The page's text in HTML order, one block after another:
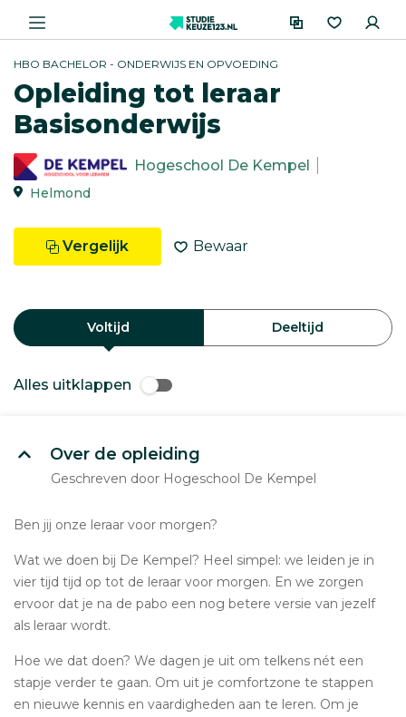
HBO BACHELOR - ONDERWIJS EN OPVOEDING
Opleiding tot leraar
Basisonderwijs
Hogeschool De Kempel
Helmond
Vergelijk Bewaar
Voltijd Deeltijd
Alles uitklappen
Over de opleiding
Geschreven door Hogeschool De Kempel
Ben jij onze leraar voor morgen?
Wat we doen bij De Kempel? Heel simpel: we leiden je in
vier tijd tijd op tot de leraar voor morgen. En we zorgen
ervoor dat je na de pabo een nog betere versie van jezelf
als leraar wordt.
Hoe we dat doen? We dagen je uit om telkens nét een
stapje verder te gaan. Om uit je comfortzone te stappen
en nieuwe kennis en vaardigheden aan te leren. Om je